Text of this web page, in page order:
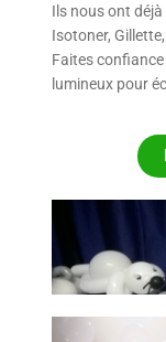
Ils nous ont
Isotoner,
Faites
lumineux pour